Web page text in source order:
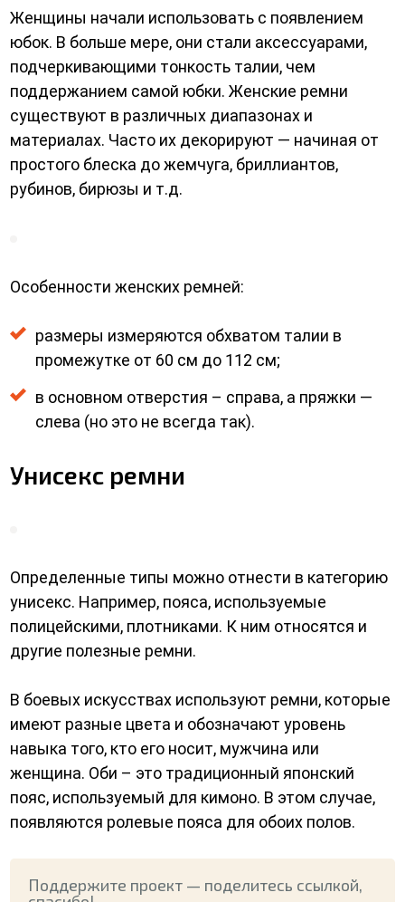
Женщины начали использовать с появлением
юбок. В больше мере, они стали аксессуарами,
подчеркивающими тонкость талии, чем
поддержанием самой юбки. Женские ремни
существуют в различных диапазонах и
материалах. Часто их декорируют — начиная от
простого блеска до жемчуга, бриллиантов,
рубинов, бирюзы и т.д.
Особенности женских ремней:
размеры измеряются обхватом талии в
промежутке от 60 см до 112 см;
в основном отверстия – справа, а пряжки —
слева (но это не всегда так).
Унисекс ремни
Определенные типы можно отнести в категорию
унисекс. Например, пояса, используемые
полицейскими, плотниками. К ним относятся и
другие полезные ремни.
В боевых искусствах используют ремни, которые
имеют разные цвета и обозначают уровень
навыка того, кто его носит, мужчина или
женщина. Оби – это традиционный японский
пояс, используемый для кимоно. В этом случае,
появляются ролевые пояса для обоих полов.
Поддержите проект — поделитесь ссылкой,